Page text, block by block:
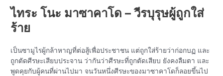
ไทระ โนะ มาซาคาโด – วีรบุรุษผู้ถูกใส่
ร้าย
เป็นซามูไรผู้กล้าหาญที่ต่อสู้เพื่อประชาชน แต่ถูกใส่ร้ายว่าก่อกบฏ และ
ถูกตัดศีรษะเสียบประจาน ว่ากันว่าศีรษะที่ถูกตัดเสียบ ยังคงลืมตา และ
พูดคุยกับผู้คนที่ผ่านไปมา จนวันหนึ่งศีรษะของมาซาคาโดก็ลอยขึ้นไป